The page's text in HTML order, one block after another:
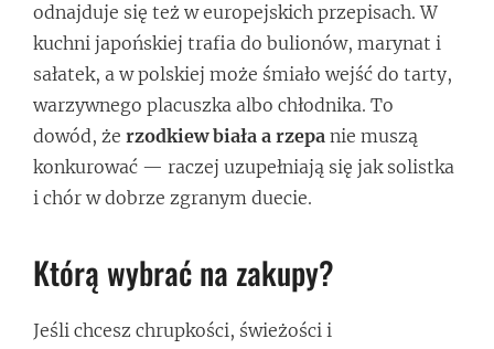
odnajduje się też w europejskich przepisach. W
kuchni japońskiej trafia do bulionów, marynat i
sałatek, a w polskiej może śmiało wejść do tarty,
warzywnego placuszka albo chłodnika. To
dowód, że rzodkiew biała a rzepa nie muszą
konkurować — raczej uzupełniają się jak solistka
i chór w dobrze zgranym duecie.
Którą wybrać na zakupy?
Jeśli chcesz chrupkości, świeżości i